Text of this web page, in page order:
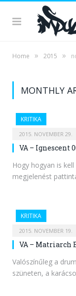
Home » 2015 »
MONTHLY
KRITIKA
2015. NOVEMBER 29.
VA – Ignescent
Hogy hogyan is
megjelenést
KRITIKA
2015. NOVEMBER 19.
VA – Matriarch
Valószínűleg a
szüneten, a